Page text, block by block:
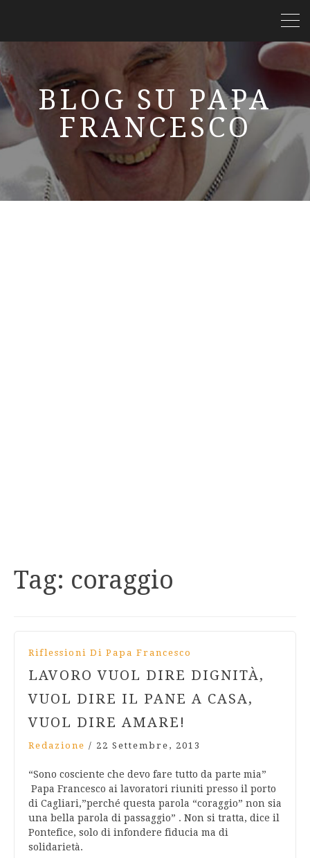
BLOG SU PAPA
FRANCESCO
Tag: coraggio
Riflessioni Di Papa Francesco
LAVORO VUOL DIRE DIGNITÀ,
VUOL DIRE IL PANE A CASA,
VUOL DIRE AMARE!
Redazione / 22 Settembre, 2013
“Sono cosciente che devo fare tutto da parte mia”
Papa Francesco ai lavoratori riuniti presso il porto
di Cagliari,”perché questa parola “coraggio” non sia
una bella parola di passaggio” . Non si tratta, dice il
Pontefice, solo di infondere fiducia ma di
solidarietà.